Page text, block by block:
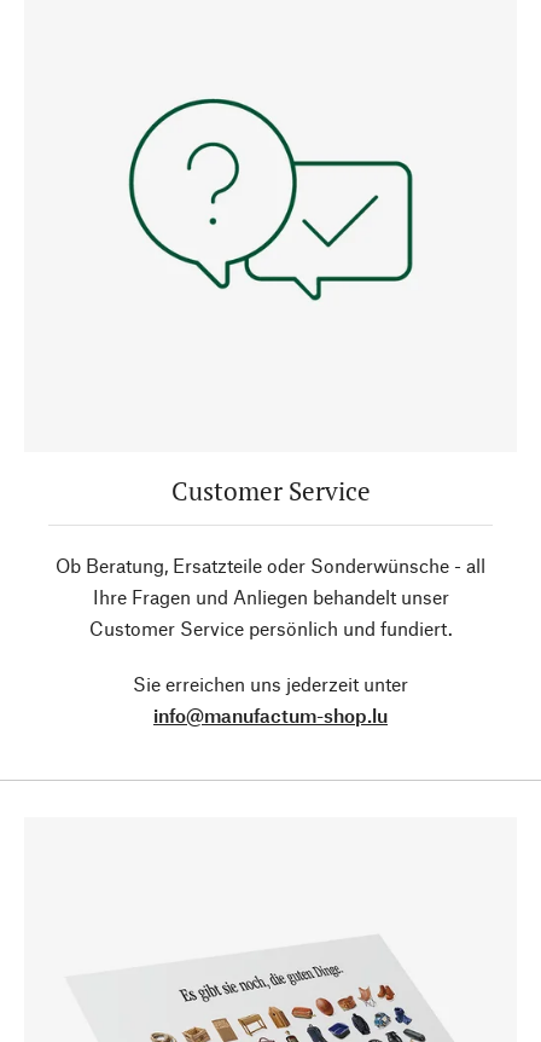
Customer Service
Ob Beratung, Ersatzteile oder Sonderwünsche - all
Ihre Fragen und Anliegen behandelt unser
Customer Service persönlich und fundiert.
Sie erreichen uns jederzeit unter
info@manufactum-shop.lu